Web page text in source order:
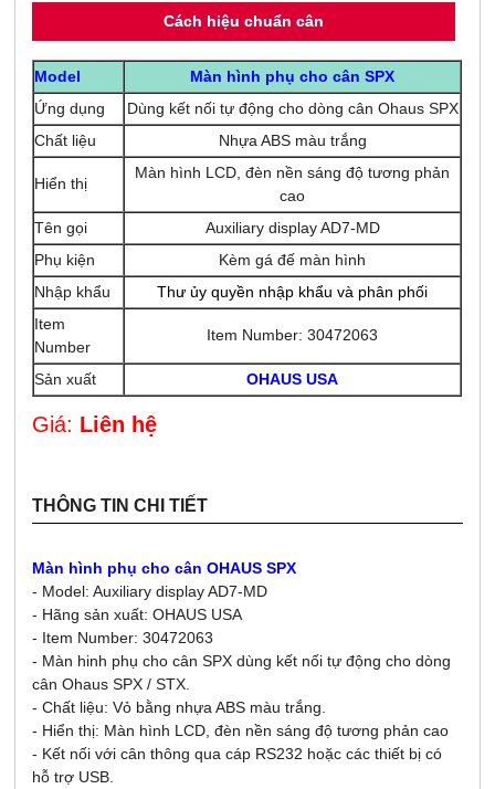
Cách hiệu chuẩn cân
Model
Màn hình phụ cho cân SPX
Ứng dụng
Dùng kết nối tự động cho dòng cân Ohaus SPX
Chất liệu
Nhựa ABS màu trắng
Hiển thị
Màn hình LCD, đèn nền sáng độ tương phản
cao
Tên gọi
Auxiliary display AD7-MD
Phụ kiện
Kèm gá đế màn hình
Nhập khẩu
Thư ủy quyền nhập khẩu và phân phối
Item
Number
Item Number: 30472063
Sản xuất OHAUS USA
Giá: Liên hệ
THÔNG TIN CHI TIẾT
Màn hình phụ cho cân OHAUS SPX
- Model: Auxiliary display AD7-MD
- Hãng sản xuất: OHAUS USA
- Item Number: 30472063
- Màn hinh phụ cho cân SPX dùng kết nối tự động cho dòng
cân Ohaus SPX / STX.
- Chất liệu: Vỏ bằng nhựa ABS màu trắng.
- Hiển thị: Màn hình LCD, đèn nền sáng độ tương phản cao
- Kết nối với cân thông qua cáp RS232 hoặc các thiết bị có
hỗ trợ USB.